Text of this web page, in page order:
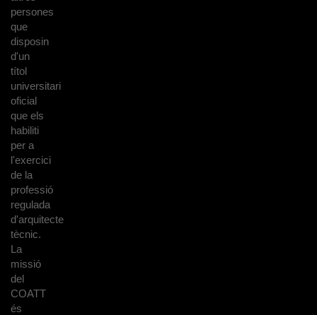
persones
que
disposin
d'un
títol
universitari
oficial
que els
habiliti
per a
l'exercici
de la
professió
regulada
d'arquitecte
tècnic.
La
missió
del
COATT
és